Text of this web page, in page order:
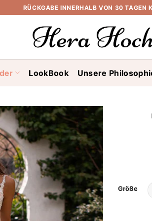
RÜCKGABE INNERHALB VON 30 TAGEN
LookBook Unsere
Größe